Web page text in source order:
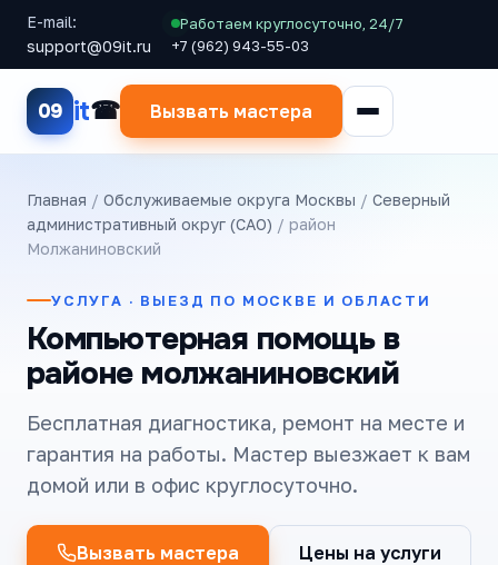
E-mail:
support@09it.ru
Работаем круглосуточно, 24/7
+7 (962) 943-55-03
09 it Вызвать мастера
Главная / Обслуживаемые округа Москвы / Северный
административный округ (САО) / район
Молжаниновский
УСЛУГА · ВЫЕЗД ПО МОСКВЕ И ОБЛАСТИ
Компьютерная помощь в
районе молжаниновский
Бесплатная диагностика, ремонт на месте и
гарантия на работы. Мастер выезжает к вам
домой или в офис круглосуточно.
Вызвать мастера Цены на услуги